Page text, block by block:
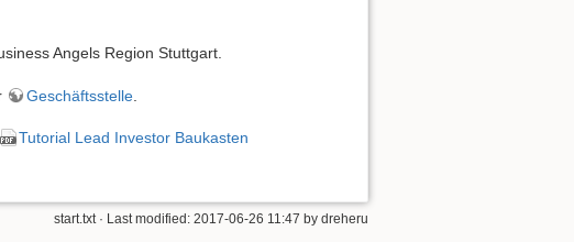
Angels Region Stuttgart.
Geschäftsstelle
Tutorial Lead Investor Baukasten
start.txt · Last modified: 2017-06-26 11:47 by dreheru